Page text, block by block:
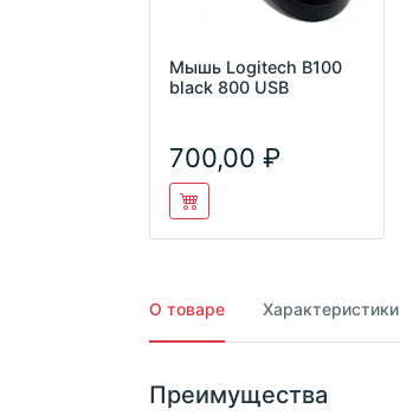
Мышь Logitech B100
black 800 USB
700,00
О товаре Характеристики
Преимущества